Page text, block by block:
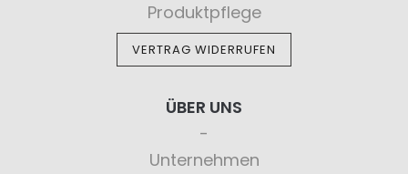
Produktpflege
VERTRAG WIDERRUFEN
ÜBER UNS
Unternehmen